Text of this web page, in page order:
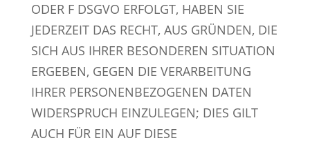
ODER F DSGVO ERFOLGT, HABEN SIE
JEDERZEIT DAS RECHT, AUS GRÜNDEN, DIE
SICH AUS IHRER BESONDEREN SITUATION
ERGEBEN, GEGEN DIE VERARBEITUNG
IHRER PERSONENBEZOGENEN DATEN
WIDERSPRUCH EINZULEGEN; DIES GILT
AUCH FÜR EIN AUF DIESE